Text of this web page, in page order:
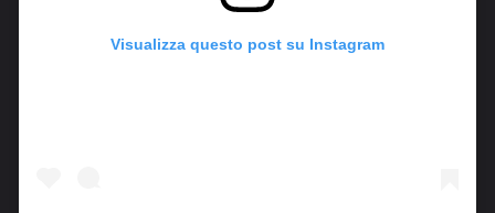
Visualizza questo post su Instagram